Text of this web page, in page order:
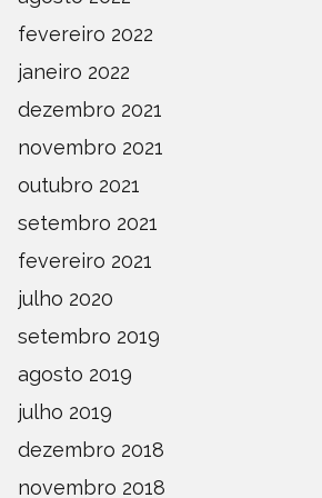
DEFINIDOS OS CLASSIFICADOS
DE AMADORES 2026
NOTÍCIAS
fevereiro 2022
janeiro 2022
dezembro 2021
novembro 2021
outubro 2021
setembro 2021
fevereiro 2021
julho 2020
setembro 2019
agosto 2019
julho 2019
dezembro 2018
novembro 2018